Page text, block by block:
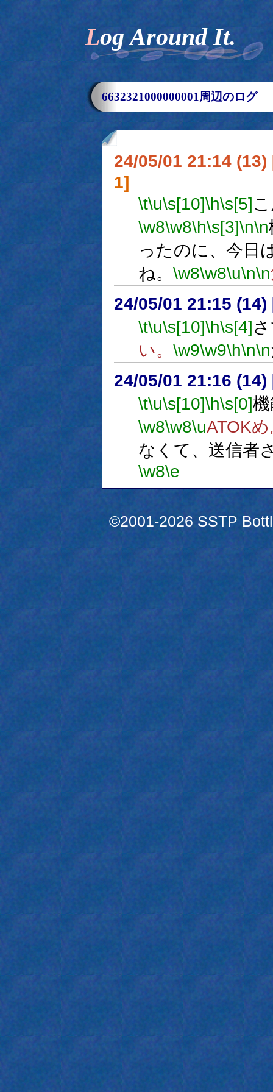
Log Around It.
6632321000000001周辺のログ
24/05/01 21:14 (13)
1]
\t\u\s[10]\h\s[5]
\w8\w8\h\s[3]\n\n
ったのに、今日
ね。 \w8\w8\u\n\n
24/05/01 21:15 (14)
\t\u\s[10]\h\s[4]
い。 \w9\w9\h\n\n
24/05/01 21:16 (14)
\t\u\s[10]\h\s[0]
\w8\w8\uATOKめ
なくて、送信者
\w8\e
©2001-2026 SSTP